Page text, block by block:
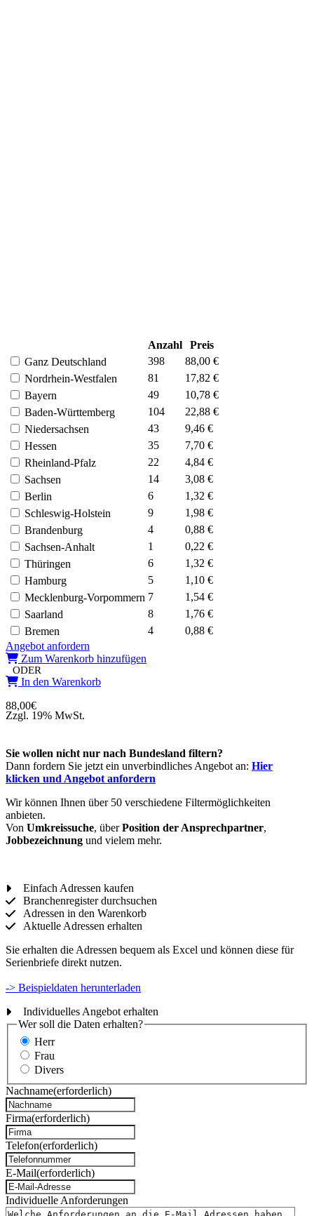
Anzahl
Preis
Ganz Deutschland
398
88,00 €
Nordrhein-Westfalen
81
17,82 €
Bayern
49
10,78 €
Baden-Württemberg
104
22,88 €
Niedersachsen
43
9,46 €
Hessen
35
7,70 €
Rheinland-Pfalz
22
4,84 €
Sachsen
14
3,08 €
Berlin
6
1,32 €
Schleswig-Holstein
9
1,98 €
Brandenburg
4
0,88 €
Sachsen-Anhalt
1
0,22 €
Thüringen
6
1,32 €
Hamburg
5
1,10 €
Mecklenburg-Vorpommern 7
1,54 €
Saarland
8
1,76 €
Bremen
4
0,88 €
Angebot anfordern
Zum Warenkorb hinzufügen
ODER
In den Warenkorb
88,00€
Zzgl. 19% MwSt.
Sie wollen nicht nur nach Bundesland filtern?
Dann fordern Sie jetzt ein unverbindliches Angebot an: Hier
klicken und Angebot anfordern
Wir können Ihnen über 50 verschiedene Filtermöglichkeiten
anbieten.
Von Umkreissuche, überPosition der Ansprechpartner,
Jobbezeichnung und vielem mehr.
Einfach Adressen kaufen
Branchenregister durchsuchen
Adressen in den Warenkorb
Aktuelle Adressen erhalten
Sie erhalten die Adressen bequem als Excel und können diese für
Serienbriefe direkt nutzen.
-> Beispieldaten herunterladen
Individuelles Angebot erhalten
Wer soll die Daten erhalten?
Herr
Frau
Divers
Nachname(erforderlich)
Firma(erforderlich)
Telefon(erforderlich)
E-Mail(erforderlich)
Individuelle Anforderungen